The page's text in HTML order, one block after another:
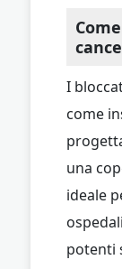
I
come
una
ideale
potenti